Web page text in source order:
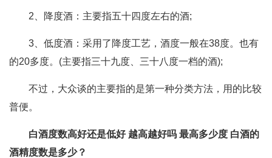
2、降度酒：主要指五十四度左右的酒;
3、低度酒：采用了降度工艺，酒度一般在38度。也有
的20多度。(主要指三十九度、三十八度一档的酒);
不过，大众谈的主要指的是第一种分类方法，用的比较
普便。
白酒度数高好还是低好 越高越好吗 最高多少度 白酒的
酒精度数是多少？